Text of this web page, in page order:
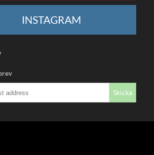
INSTAGRAM
Skicka